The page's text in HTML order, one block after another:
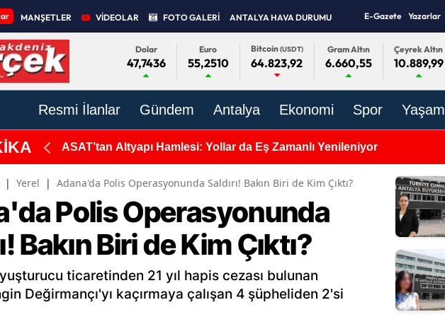
MANŞETLER VİDEOLAR FOTO GALERİ ANTALYA HAVA DURUMU E-Gazete Yazarlar
Dolar
47,7436
Euro
55,2510
Bitcoin(USDT)
64.823,92
Gram Altın
6.660,55
Çeyrek Altın
10.889,99
Resmi İlanlar Gündem Antalya Ekonomi Spor Yaşam
Cengiz Aytmatov’un Gizli Kalan Eserleri Antalya’da!
| Yerel | Adana'da Polis Operasyonunda Saldırı! Bakın Biri de Kim Çıktı?
Polis Operasyonunda
Bakın Biri de Kim Çıktı?
ticaretinden 21 yıl hapis cezası bulunan
Değirmançı'yı kaçırmaya çalışan 4 şüpheliden 2'si